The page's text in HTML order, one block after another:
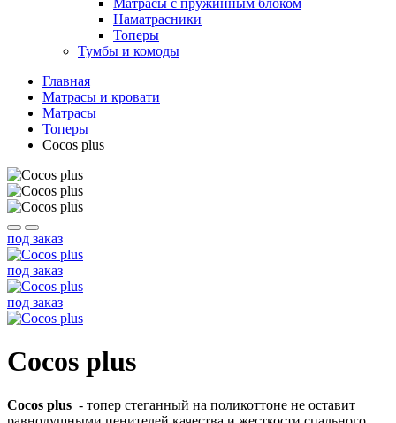
Матрасы с пружинным блоком
Наматрасники
Топеры
Тумбы и комоды
Главная
Матрасы и кровати
Матрасы
Топеры
Cocos plus
под заказ
под заказ
под заказ
Cocos plus
Cocos plus - топер стеганный на поликоттоне не оставит